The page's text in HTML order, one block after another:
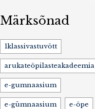
Märksõnad
1klassivastuvõtt
arukateõpilasteakadeemia
e-gumnaasium
e-gümnaasium e-õpe